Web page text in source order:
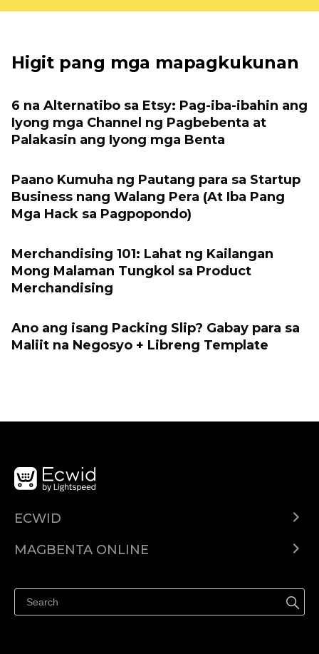
Higit pang mga mapagkukunan
6 na Alternatibo sa Etsy: Pag-iba-ibahin ang
Iyong mga Channel ng Pagbebenta at
Palakasin ang Iyong mga Benta
Paano Kumuha ng Pautang para sa Startup
Business nang Walang Pera (At Iba Pang
Mga Hack sa Pagpopondo)
Merchandising 101: Lahat ng Kailangan
Mong Malaman Tungkol sa Product
Merchandising
Ano ang isang Packing Slip? Gabay para sa
Maliit na Negosyo + Libreng Template
ECWID
Help center
MAGBENTA ONLINE
Ibenta sa Facebook